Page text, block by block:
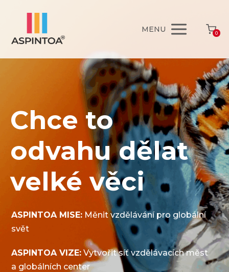
MENU 0
Chce to
odvahu dělat
velké věci
ASPINTOA MISE: Měnit vzdělávání pro globální
svět
ASPINTOA VIZE: Vytvořit síť vzdělávacích měst
a globálních center